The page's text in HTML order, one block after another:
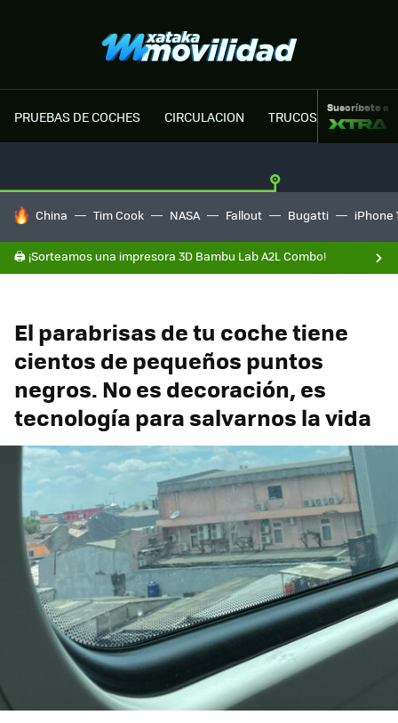
PRUEBAS DE COCHES CIRCULACION TRUCOS MOTOR
Suscríbete a
HOY SE HABLA DE
China Tim Cook NASA Fallout Bugatti iPhone
🖨️ ¡Sorteamos una impresora 3D Bambu Lab A2L Combo!
El parabrisas de tu coche tiene
cientos de pequeños puntos
negros. No es decoración, es
tecnología para salvarnos la vida